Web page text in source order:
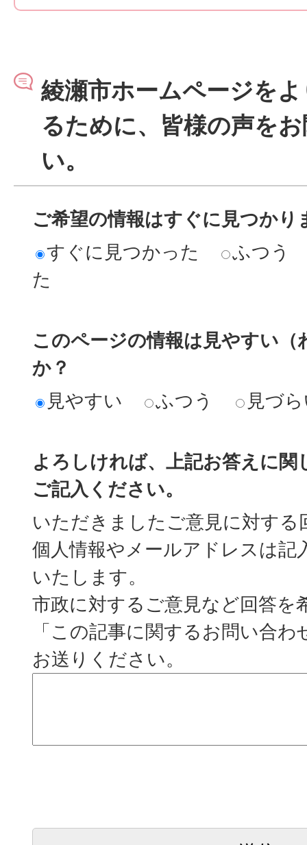
綾瀬市ホームページを
るために、皆様の声を
い。
ご希望の情報はすぐに見つかり
すぐに見つかった
ふつう
た
このページの情報は見やすい
か？
見やすい
ふつう 見づ
よろしければ、上記お答えに関
ご記入ください。
いただきましたご意見に対する
個人情報やメールアドレスは記
いたします。
市政に対するご意見など回答を
「この記事に関するお問い合
お送りください。